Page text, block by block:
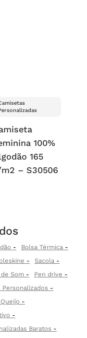
100%
165
– S30506
Bolsa Térmica
Sacola
de Som
Pen drive
Personalizados
Baratos